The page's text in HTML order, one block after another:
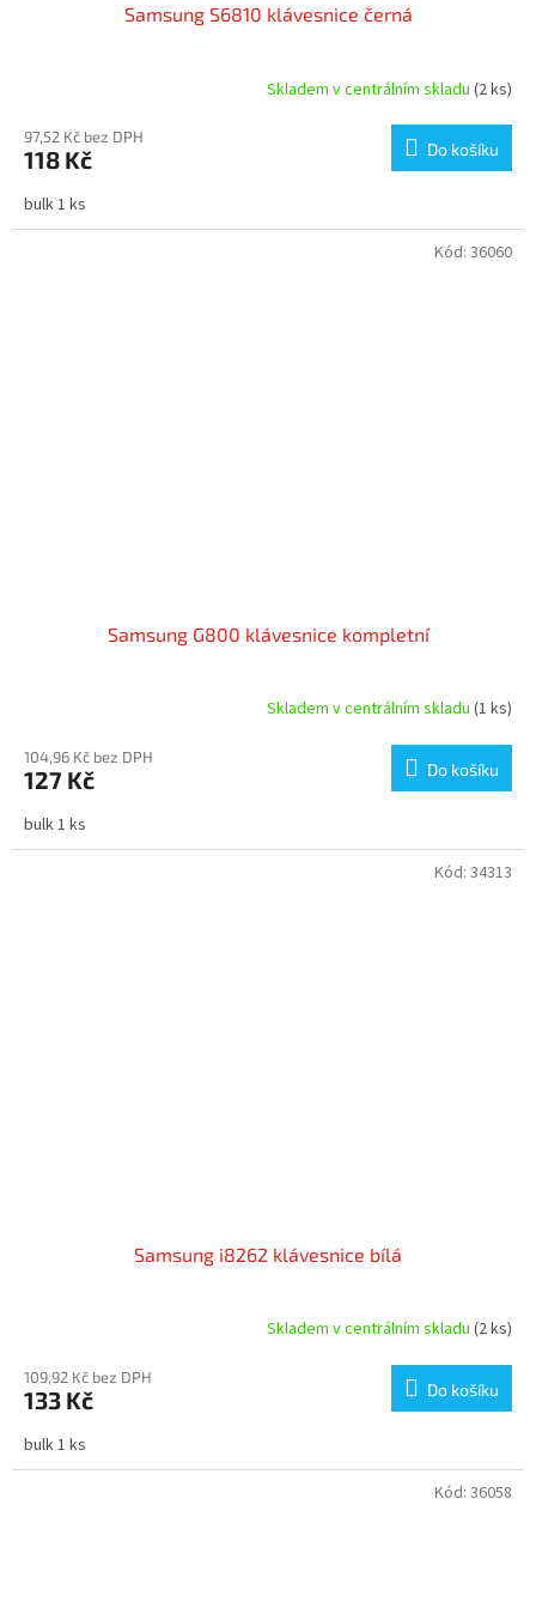
Samsung S6810 klávesnice černá
Skladem v centrálním skladu (2 ks)
97,52 Kč bez DPH
118 Kč Do košíku
bulk 1 ks
Samsung G800 klávesnice kompletní
Skladem v centrálním skladu (1 ks)
104,96 Kč bez DPH
127 Kč Do košíku
bulk 1 ks
Kód: 36060
Samsung i8262 klávesnice bílá
Skladem v centrálním skladu (2 ks)
109,92 Kč bez DPH
133 Kč Do košíku
bulk 1 ks
Kód: 34313
Kód: 36058